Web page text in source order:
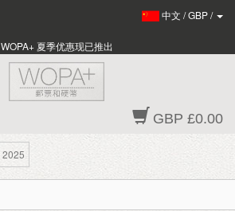
中文 /GBP/
WOPA+ 夏季优惠现已推出
GBP £0.00
2025